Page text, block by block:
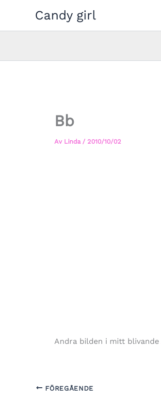
innehåll
Candy girl
Bb
Av Linda / 2010/10/02
Andra bilden i mitt blivande
FÖREGÅENDE